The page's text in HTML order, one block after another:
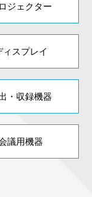
ジェクター
ィスプレイ
・収録機器
議用機器